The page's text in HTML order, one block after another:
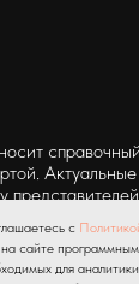
с
сайте программным
для